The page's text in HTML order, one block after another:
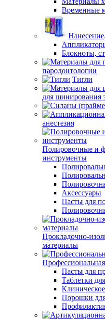
Временные
Блокноты,
пародонтологии
Тигли
для шинирования
анестезия
Полировочные и
инструменты
Аксессуары
Пасты для
Прокладочно-
материалы
Пасты для
Таблетки
Порошки